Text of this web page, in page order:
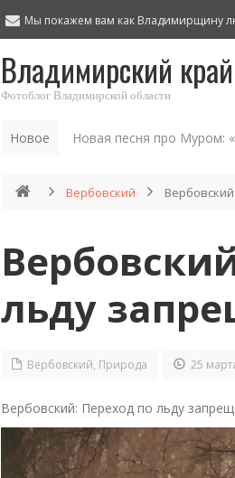
Мы покажем вам как Владимирщину
Владимирский край
Фотоблог Владимирской области
Новое Новая песня про Муром:
Вербовский
льду
Вербовский, Природа 25
Вербовский: Переход по льду